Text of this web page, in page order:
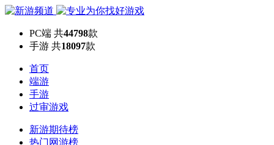
PC端 共44798款
手游 共18097款
首页
端游
手游
过审游戏
新游期待榜
热门网游榜